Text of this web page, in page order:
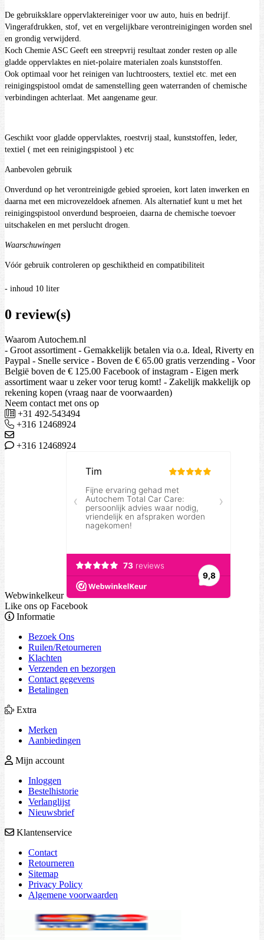
De gebruiksklare oppervlaktereiniger voor uw auto, huis en bedrijf.
Vingerafdrukken, stof, vet en vergelijkbare verontreinigingen worden snel
en grondig verwijderd.
Koch Chemie ASC Geeft een streepvrij resultaat zonder resten op alle
gladde oppervlaktes en niet-polaire materialen zoals kunststoffen.
Ook optimaal voor het reinigen van luchtroosters, textiel etc. met een
reinigingspistool omdat de samenstelling geen waterranden of chemische
verbindingen achterlaat. Met aangename geur.
Geschikt voor gladde oppervlaktes, roestvrij staal, kunststoffen, leder,
textiel ( met een reinigingspistool ) etc
Aanbevolen gebruik
Onverdund op het verontreinigde gebied sproeien, kort laten inwerken en
daarna met een microvezeldoek afnemen. Als alternatief kunt u met het
reinigingspistool onverdund besproeien, daarna de chemische toevoer
uitschakelen en met perslucht drogen.
Waarschuwingen
Vóór gebruik controleren op geschiktheid en compatibiliteit
- inhoud 10 liter
0 review(s)
Waarom Autochem.nl
- Groot assortiment - Gemakkelijk betalen via o.a. Ideal, Riverty en
Paypal - Snelle service - Boven de € 65.00 gratis verzending - Voor
België boven de € 125.00 Facebook of instagram - Eigen merk
assortiment waar u zeker voor terug komt! - Zakelijk makkelijk op
rekening kopen (vraag naar de voorwaarden)
Neem contact met ons op
+31 492-543494
+316 12468924
+316 12468924
Webwinkelkeur
Like ons op Facebook
Informatie
Bezoek Ons
Ruilen/Retourneren
Klachten
Verzenden en bezorgen
Contact gegevens
Betalingen
Extra
Merken
Aanbiedingen
Mijn account
Inloggen
Bestelhistorie
Verlanglijst
Nieuwsbrief
Klantenservice
Contact
Retourneren
Sitemap
Privacy Policy
Algemene voorwaarden